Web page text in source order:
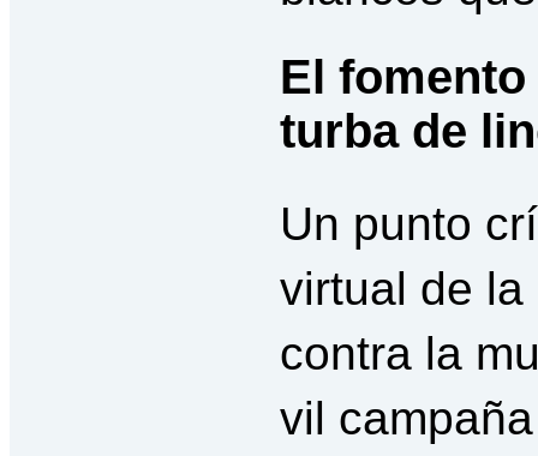
El
turba de
Un punto
virtual de
contra la
vil